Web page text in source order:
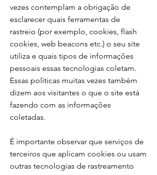
vezes contemplam a obrigação de
esclarecer quais ferramentas de
rastreio (por exemplo, cookies, flash
cookies, web beacons etc.) o seu site
utiliza e quais tipos de informações
pessoais essas tecnologias coletam.
Essas políticas muitas vezes também
dizem aos visitantes o que o site está
fazendo com as informações
coletadas.
É importante observar que serviços de
terceiros que aplicam cookies ou usam
outras tecnologias de rastreamento